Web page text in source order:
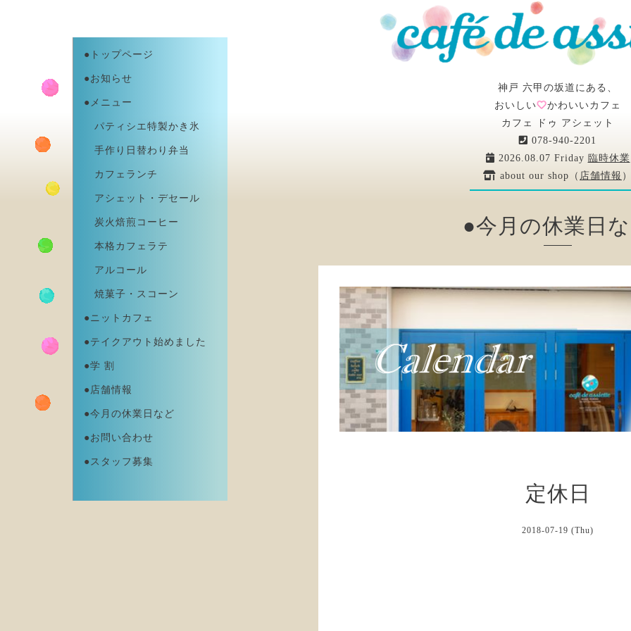
神戸 六甲の坂道にある、
おいしい
かわいいカフェ
カフェ ドゥ アシェット
078-940-2201
2026.08.07 Friday 臨時休業
about our shop（ 店舗情報
●トップページ
●お知らせ
●メニュー
パティシエ特製かき氷
手作り日替わり弁当
カフェランチ
アシェット・デセール
炭火焙煎コーヒー
本格カフェラテ
アルコール
焼菓子・スコーン
●ニットカフェ
●テイクアウト始めました
●学 割
●店舗情報
●今月の休業日など
●お問い合わせ
●スタッフ募集
●今月の休業日
定休日
2018-07-19 (Thu)